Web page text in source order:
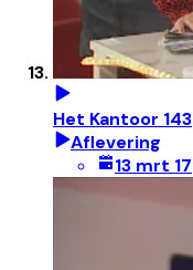
Het Kantoor 143
Aflevering
13 mrt 17